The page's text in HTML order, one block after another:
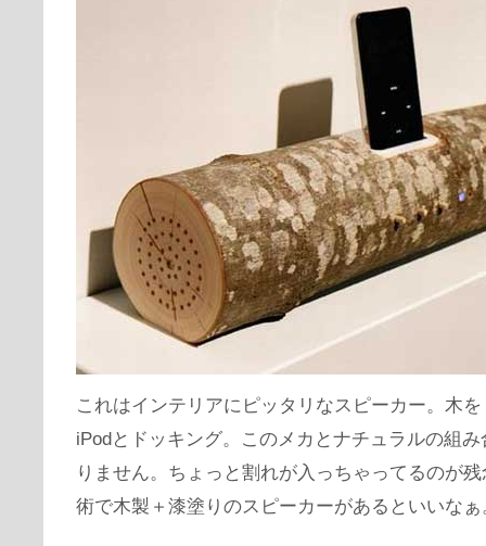
これはインテリアにピッタリなスピーカー。木
iPodとドッキング。このメカとナチュラルの組
りません。ちょっと割れが入っちゃってるのが
術で木製＋漆塗りのスピーカーがあるといいなぁ